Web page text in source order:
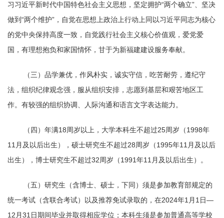
习习近平新时代中国特色社会主义思想，坚定拥护“两个确立”、坚决
做到“两个维护”，自觉在思想上政治上行动上同以习近平同志为核心
的党中央保持高度一致，自觉践行社会主义核心价值观，爱党爱
国，有理想抱负和家国情怀，甘于为新福建建设服务奉献。
（三）品学兼优，作风朴实，诚实守信，吃苦耐劳，遵纪守
法，组织纪律观念强，服从组织安排，志愿到基层和艰苦地区工
作。有较强的组织协调、人际沟通和语言文字表达能力。
（四）年满18周岁以上，大学本科生不超过25周岁（1998年
11月及以后出生），硕士研究生不超过28周岁（1995年11月及以后
出生），博士研究生不超过32周岁（1991年11月及以后出生）。
（五）研究生（含博士、硕士，下同）须是参加教育部规定的
统一考试（含联合考试）以及推荐免试录取的，在2024年1月1日—
12月31日期间毕业并取得相应学位；本科生须是参加普通高等学校